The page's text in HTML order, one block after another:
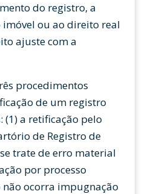
do registro, a
imóvel ou ao direito real
ajuste com a
procedimentos
de um registro
(1) a retificação pelo
de Registro de
se trate de erro material
por processo
ocorra impugnação